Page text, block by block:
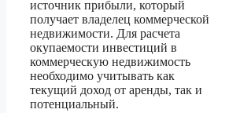
источник прибыли, который
получает владелец коммерческой
недвижимости. Для расчета
окупаемости инвестиций в
коммерческую недвижимость
необходимо учитывать как
текущий доход от аренды, так и
потенциальный.